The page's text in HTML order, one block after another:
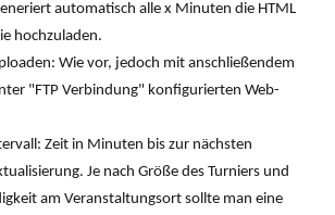
automatisch alle x Minuten die HTML
hochzuladen.
Wie vor, jedoch mit anschließendem
"FTP Verbindung" konfigurierten Web-
Zeit in Minuten bis zur nächsten
Je nach Größe des Turniers und
am Veranstaltungsort sollte man eine